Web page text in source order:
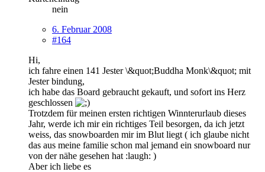
nein
6. Februar 2008
#164
Hi,
ich fahre einen 141 Jester \&quot;Buddha Monk\&quot; mit
Jester bindung,
ich habe das Board gebraucht gekauft, und sofort ins Herz
geschlossen
Trotzdem für meinen ersten richtigen Winnterurlaub dieses
Jahr, werde ich mir ein richtiges Teil besorgen, da ich jetzt
weiss, das snowboarden mir im Blut liegt ( ich glaube nicht
das aus meine familie schon mal jemand ein snowboard nur
von der nähe gesehen hat :laugh: )
Aber ich liebe es